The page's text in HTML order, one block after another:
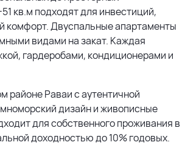
кв.м подходят для инвестиций,
комфорт. Двуспальные апартаменты
видами на закат. Каждая
гардеробами, кондиционерами и
районе Раваи с аутентичной
дизайн и живописные
для собственного проживания в
доходностью до 10% годовых.